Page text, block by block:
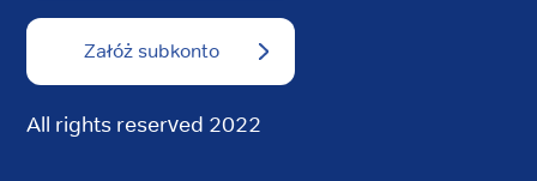
Załóż subkonto
All rights reserved 2022